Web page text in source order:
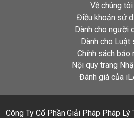
Về chúng tôi
Điều khoản sử
Dành cho người
Dành cho Luật
Chính sách bảo
Nội quy trang
Đánh giá của
Công Ty Cổ Phần Giải Pháp Pháp Lý